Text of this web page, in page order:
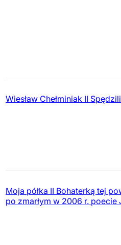
Wiesław Chełminiak II
Moja półka II Bohaterką tej
po zmarłym w 2006 r.